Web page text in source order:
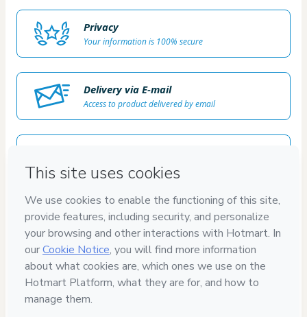
Privacy
Your information is 100% secure
Delivery via E-mail
Access to product delivered by email
100% reviewed and approved
100%